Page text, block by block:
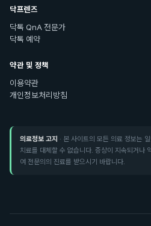
닥프렌즈
닥톡 QnA 전문가
닥톡 예약
약관 및 정책
이용약관
개인정보처리방침
의료정보 고지 · 본 사이트의 모든 의료 정보는
치료를 대체할 수 없습니다. 증상이 지속되거나
여 전문의의 진료를 받으시기 바랍니다.